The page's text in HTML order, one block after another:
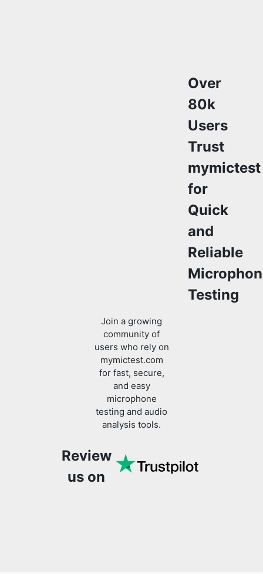
Copy Link
Over
80k
Users
Trust
mymictest
for
Quick
and
Reliable
Testing
Join a growing
community of
users who rely on
mymictest.com
for fast, secure,
and easy
microphone
testing and audio
analysis tools.
Review
us on